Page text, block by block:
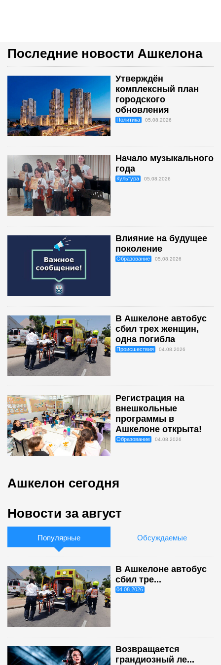
Последние новости Ашкелона
Утверждён
комплексный план
городского
обновления
Политика 05.08.2026
Начало музыкального
года
Культура 05.08.2026
Влияние на будущее
поколение
Образование 05.08.2026
В Ашкелоне автобус
сбил трех женщин,
одна погибла
Происшествия 04.08.2026
Регистрация на
внешкольные
программы в
Ашкелоне открыта!
Образование 04.08.2026
Ашкелон сегодня
Новости за август
Популярные Обсуждаемые
В Ашкелоне автобус
сбил тре...
04.08.2026
Возвращается
грандиозный ле...